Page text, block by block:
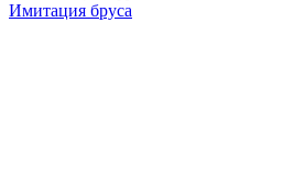
Имитация бруса